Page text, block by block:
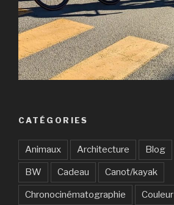
CATÉGORIES
Animaux Architecture Blog
BW Cadeau Canot/kayak
Chronocinématographie Couleur